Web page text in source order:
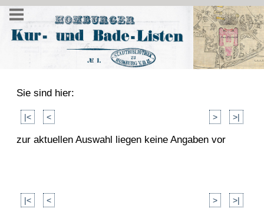
Sie sind hier:
|< < > >|
zur aktuellen Auswahl liegen keine Angaben vor
|< < > >|